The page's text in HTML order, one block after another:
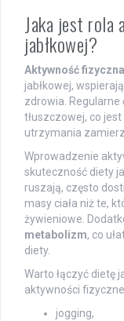
Jaka jest rola
jabłkowej?
Aktywność fizyczna
jabłkowej,
zdrowia.
tłuszczowej, co
utrzymania
Wprowadzenie
skuteczność diety
ruszają, często
masy ciała niż te,
żywieniowe.
metabolizm, co
diety.
Warto łączyć dietę
aktywności
jogging,